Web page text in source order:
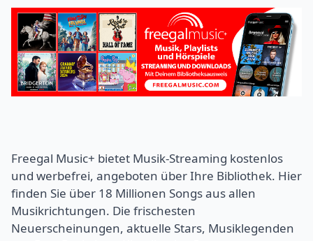
Freegal Music+ bietet Musik-Streaming kostenlos
und werbefrei, angeboten über Ihre Bibliothek. Hier
finden Sie über 18 Millionen Songs aus allen
Musikrichtungen. Die frischesten
Neuerscheinungen, aktuelle Stars, Musiklegenden